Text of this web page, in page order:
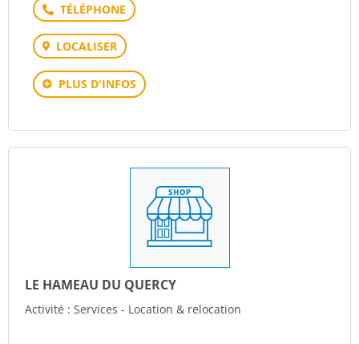
Téléphone
LOCALISER
PLUS D'INFOS
LE HAMEAU DU QUERCY
Activité : Services - Location & relocation